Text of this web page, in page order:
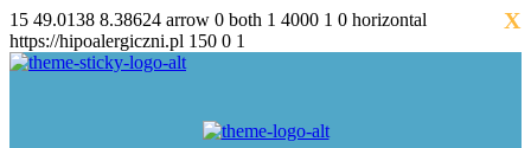
15 49.0138 8.38624 arrow 0 both 1 4000 1 0 horizontal
https://hipoalergiczni.pl 150 0 1
X